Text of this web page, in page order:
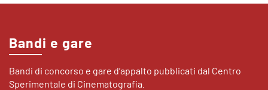
Bandi e gare
Bandi di concorso e gare d’appalto pubblicati dal Centro
Sperimentale di Cinematografia.